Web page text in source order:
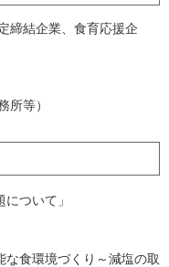
締結企業、食育応援企
所等）
ついて」
な食環境づくり～減塩の取